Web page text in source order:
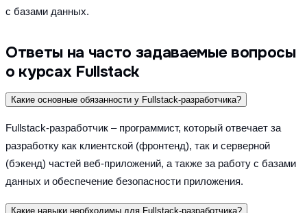
с базами данных.
Ответы на часто задаваемые вопросы
о курсах Fullstack
Какие основные обязанности у Fullstack-разработчика?
Fullstack-разработчик – программист, который отвечает за
разработку как клиентской (фронтенд), так и серверной
(бэкенд) частей веб-приложений, а также за работу с базами
данных и обеспечение безопасности приложения.
Какие навыки необходимы для Fullstack-разработчика?